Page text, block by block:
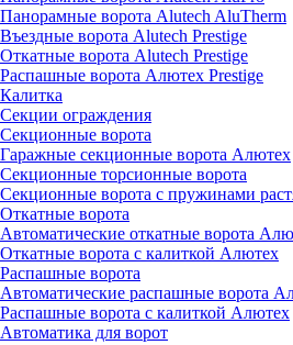
Панорамные ворота Alutech AluTherm
Въездные ворота Alutech Prestige
Откатные ворота Alutech Prestige
Распашные ворота Алютех Prestige
Калитка
Секции ограждения
Секционные ворота
Гаражные секционные ворота Алютех
Секционные торсионные ворота
Секционные ворота с пружинами
Откатные ворота
Автоматические откатные ворота
Откатные ворота с калиткой Алютех
Распашные ворота
Автоматические распашные ворота
Распашные ворота с калиткой Алютех
Автоматика для ворот